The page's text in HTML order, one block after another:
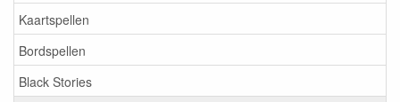
Kaartspellen
Bordspellen
Black Stories